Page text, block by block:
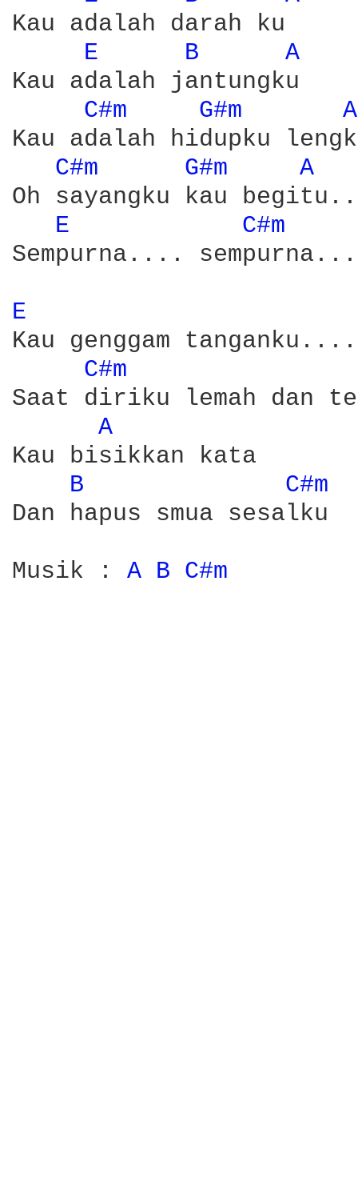
Kau adalah darah ku
E
B
A
Kau adalah jantungku
C#m
G#m
Kau adalah hidupku
C#m
G#m A
Oh sayangku kau
E
C#m
Sempurna....
E
Kau genggam tanganku....
C#m
Saat diriku lemah dan
A
Kau bisikkan kata
B
C#m
Dan hapus smua sesalku
Musik : A B C#m